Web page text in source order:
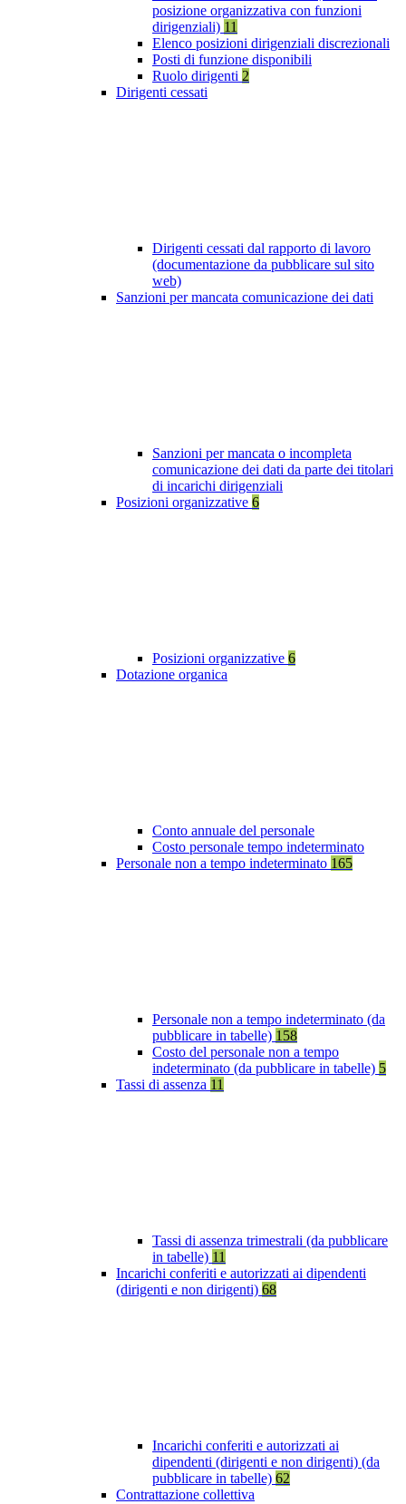
posizione organizzativa con funzioni
dirigenziali) 11
Elenco posizioni dirigenziali discrezionali
Posti di funzione disponibili
Ruolo dirigenti 2
Dirigenti cessati
Dirigenti cessati dal rapporto di lavoro
(documentazione da pubblicare sul sito
web)
Sanzioni per mancata comunicazione dei dati
Sanzioni per mancata o incompleta
comunicazione dei dati da parte dei titolari
di incarichi dirigenziali
Posizioni organizzative 6
Posizioni organizzative 6
Dotazione organica
Conto annuale del personale
Costo personale tempo indeterminato
Personale non a tempo indeterminato 165
Personale non a tempo indeterminato (da
pubblicare in tabelle) 158
Costo del personale non a tempo
indeterminato (da pubblicare in tabelle) 5
Tassi di assenza 11
Tassi di assenza trimestrali (da pubblicare
in tabelle) 11
Incarichi conferiti e autorizzati ai dipendenti
(dirigenti e non dirigenti) 68
Incarichi conferiti e autorizzati ai
dipendenti (dirigenti e non dirigenti) (da
pubblicare in tabelle) 62
Contrattazione collettiva